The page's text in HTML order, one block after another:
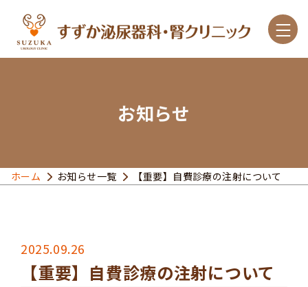
診療案内
アクセス
お知らせ
ホーム お知らせ一覧 【重要】自費診療の注射について
2025.09.26
【重要】自費診療の注射について